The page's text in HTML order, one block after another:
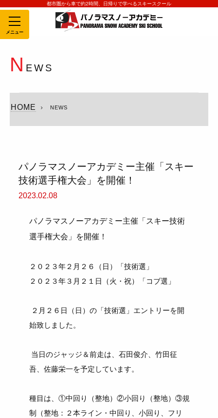
都市圏から車で約2時間、日帰りで学べるスキースクール
MENU
N EWS
HOME NEWS
パノラマスノーアカデミー主催「スキー
技術選手権大会」を開催！
2023.02.08
パノラマスノーアカデミー主催「スキー技術
選手権大会」を開催！
２０２３年２月２６（日）「技術選」
２０２３年３月２１日（火・祝）「コブ選」
２月２６日（日）の「技術選」エントリーを開
始致しました。
当日のジャッジ＆前走は、石田俊介、竹田征
吾、佐藤栄一を予定しています。
種目は、①中回り（整地）②小回り（整地）③規
制（整地：２本ライン・中回り、小回り、フリ